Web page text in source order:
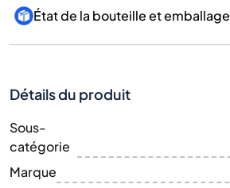
État de la bouteille et emballage
Détails du produit
Sous-
catégorie
Marque